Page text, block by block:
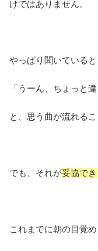
けではありません。
やっぱり聞いていると
「うーん、ちょっと違
と、思う曲が流れる
でも、それが妥協で
これまでに朝の目覚